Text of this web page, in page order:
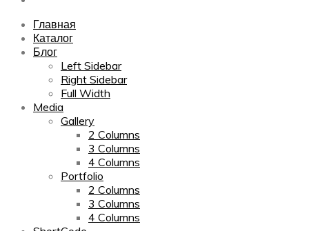
Главная
Каталог
Блог
Left Sidebar
Right Sidebar
Full Width
Media
Gallery
2 Columns
3 Columns
4 Columns
Portfolio
2 Columns
3 Columns
4 Columns